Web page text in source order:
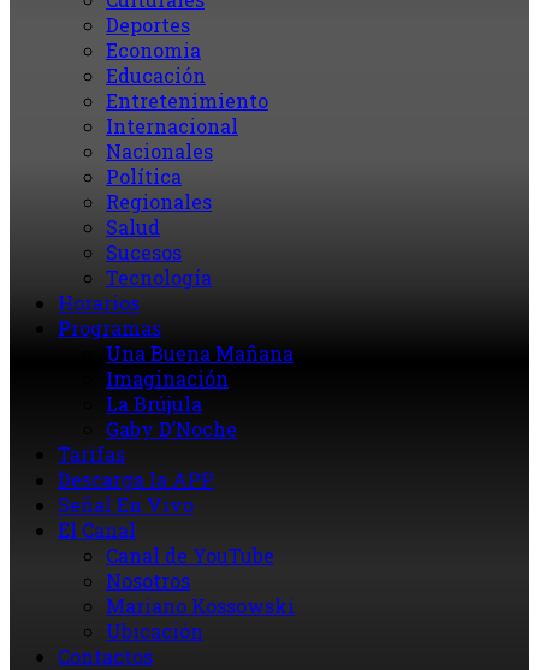
Deportes
Economia
Educación
Entretenimiento
Internacional
Nacionales
Política
Regionales
Salud
Sucesos
Tecnología
Horarios
Programas
Una Buena Mañana
Imaginación
La Brújula
Gaby D’Noche
Tarifas
Descarga la APP
Señal En Vivo
El Canal
Canal de YouTube
Nosotros
Mariano Kossowski
Ubicación
Contactos